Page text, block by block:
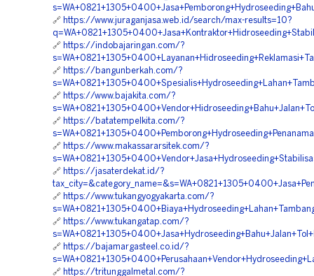
🔗 https://www.juraganjasa.web.id/search/max-results=10?
🔗 https://indobajaringan.com/?
🔗 https://bangunberkah.com/?
🔗 https://www.bajakita.com/?
🔗 https://batatempelkita.com/?
🔗 https://www.makassararsitek.com/?
🔗 https://jasaterdekat.id/?
🔗 https://www.tukangyogyakarta.com/?
🔗 https://www.tukangatap.com/?
🔗 https://bajamargasteel.co.id/?
🔗 https://tritunggalmetal.com/?